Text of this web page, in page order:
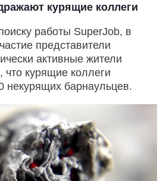
курящие коллеги
работы SuperJob, в
представители
активные жители
что курящие коллеги
некурящих барнаульцев.